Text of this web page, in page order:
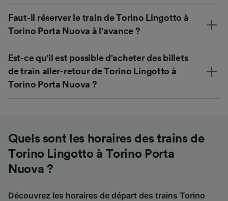
Faut-il réserver le train de Torino Lingotto à
Torino Porta Nuova à l'avance ?
Est-ce qu'il est possible d'acheter des billets
de train aller-retour de Torino Lingotto à
Torino Porta Nuova ?
Quels sont les horaires des trains de
Torino Lingotto à Torino Porta
Nuova ?
Découvrez les horaires de départ des trains Torino